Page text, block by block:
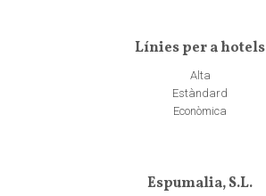
Línies per a hotels
Alta
Estàndard
Econòmica
Espumalia, S.L.